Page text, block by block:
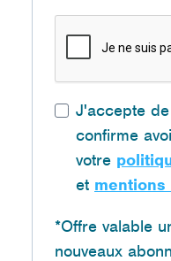
J'accepte
confirme
votre
et mentions
*Offre valable
nouveaux